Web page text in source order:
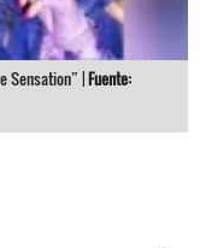
Sensation” |Fuente: